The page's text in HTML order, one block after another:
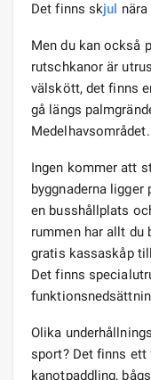
Det finns skjul
Men du kan också
rutschkanor är
välskött, det finns
gå längs
Medelhavsområdet.
Ingen kommer att
byggnaderna
en busshållplats
rummen har allt du
gratis kassaskåp
Det finns
Olika
sport? Det finns ett
kanotpaddling,